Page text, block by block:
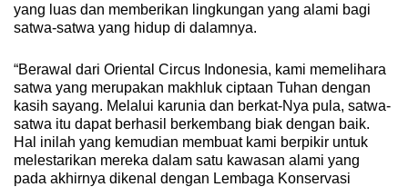
yang luas dan memberikan lingkungan yang alami bagi
satwa-satwa yang hidup di dalamnya.
“Berawal dari Oriental Circus Indonesia, kami memelihara
satwa yang merupakan makhluk ciptaan Tuhan dengan
kasih sayang. Melalui karunia dan berkat-Nya pula, satwa-
satwa itu dapat berhasil berkembang biak dengan baik.
Hal inilah yang kemudian membuat kami berpikir untuk
melestarikan mereka dalam satu kawasan alami yang
pada akhirnya dikenal dengan Lembaga Konservasi